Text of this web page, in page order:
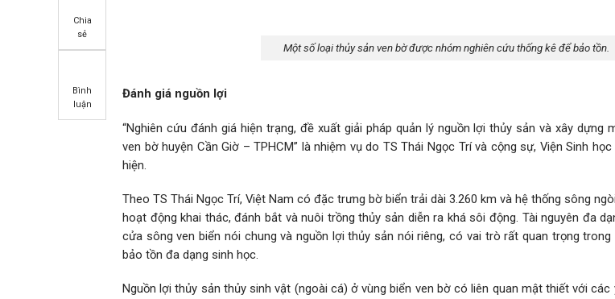
Chia
sẻ
Bình
luận
Một số loại thủy sản ven bờ được nhóm nghiên cứu thống kê để bảo tồn.
Đánh giá nguồn lợi
“Nghiên cứu đánh giá hiện trạng, đề xuất giải pháp quản lý nguồn lợi thủy sản và xây dựng
ven bờ huyện Cần Giờ – TPHCM” là nhiệm vụ do TS Thái Ngọc Trí và cộng sự, Viện Sinh
hiện.
Theo TS Thái Ngọc Trí, Việt Nam có đặc trưng bờ biển trải dài 3.260 km và hệ thống sông
hoạt động khai thác, đánh bắt và nuôi trồng thủy sản diễn ra khá sôi động. Tài nguyên đa
cửa sông ven biển nói chung và nguồn lợi thủy sản nói riêng, có vai trò rất quan trọng
bảo tồn đa dạng sinh học.
Nguồn lợi thủy sản thủy sinh vật (ngoài cá) ở vùng biển ven bờ có liên quan mật thiết với